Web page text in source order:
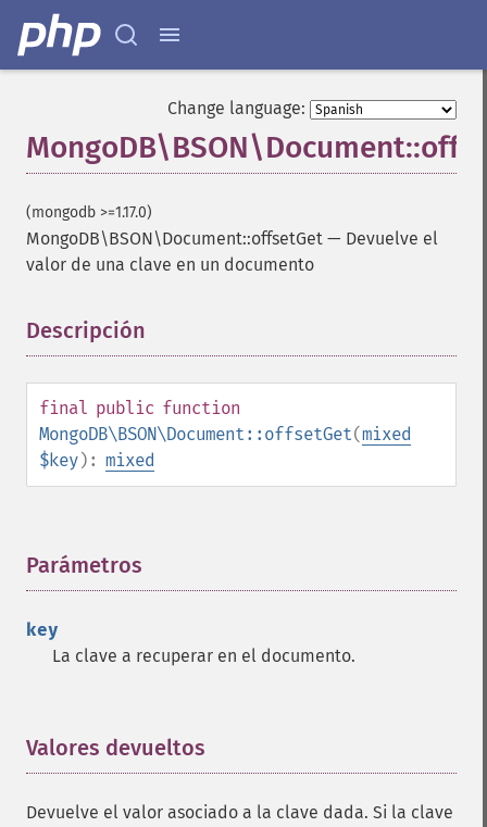
Change language:
(mongodb >=1.17.0)
MongoDB\BSON\Document::offsetGet — Devuelve el
valor de una clave en un documento
Descripción
final public function
MongoDB\BSON\Document::offsetGet(mixed
$key): mixed
Parámetros
key
La clave a recuperar en el documento.
Valores devueltos
Devuelve el valor asociado a la clave dada. Si la clave